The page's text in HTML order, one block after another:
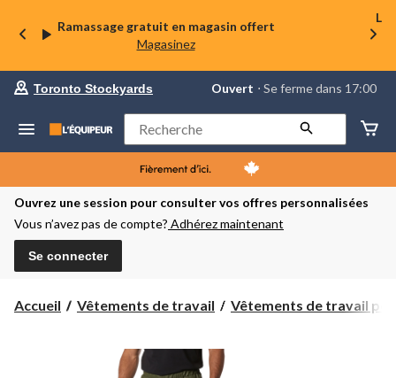
Ramassage gratuit en magasin offert
Magasinez
La
votre
préféré
Toronto
Stockyards,
courament
Ouvert,
Se
dans
changer
Toronto Stockyards Ouvert ⋅ Se ferme dans 17:00
Rechercher
Ouvrez une session pour consulter vos offres personnalisées
Vous n’avez pas de compte? Adhérez maintenant
Se connecter
Accueil Vêtements de travail Vêtements de travail